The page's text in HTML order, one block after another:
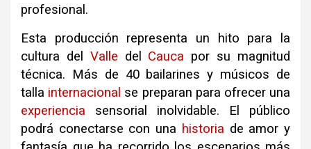
profesional.
Esta producción representa un hito para la
cultura del Valle del Cauca por su magnitud
técnica. Más de 40 bailarines y músicos de
talla internacional se preparan para ofrecer una
experiencia sensorial inolvidable. El público
podrá conectarse con una historia de amor y